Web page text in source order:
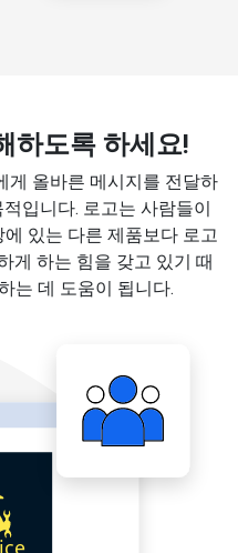
하도록 하세요!
게 올바른 메시지를 전달하
입니다. 로고는 사람들이
있는 다른 제품보다 로고
게 하는 힘을 갖고 있기 때
는 데 도움이 됩니다.